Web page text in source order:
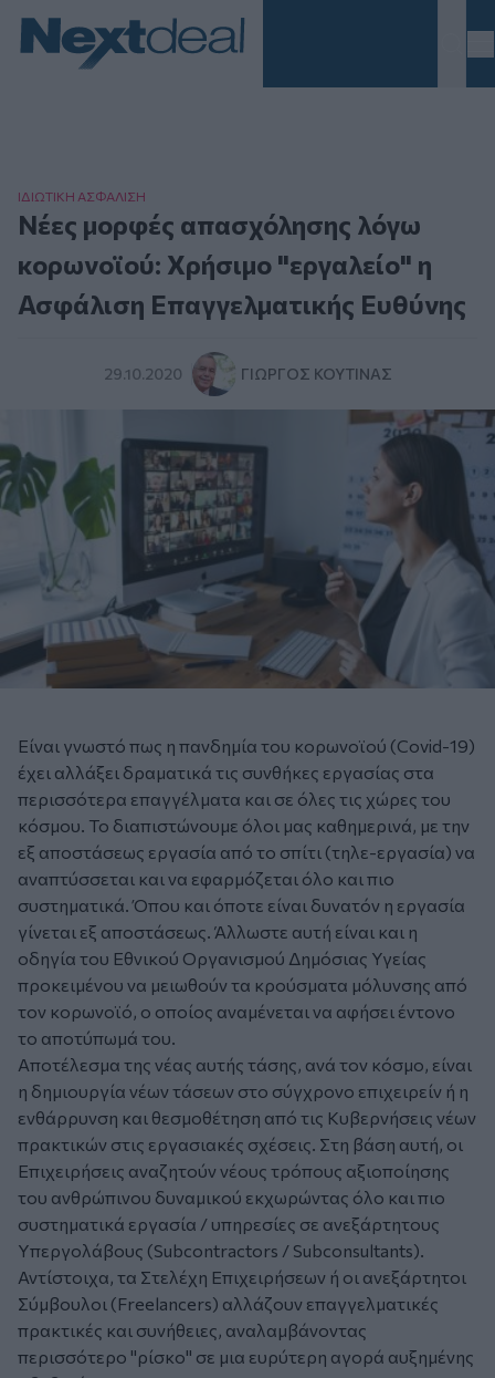
ΙΔΙΩΤΙΚΗ ΑΣΦAΛΙΣΗ
Νέες μορφές απασχόλησης λόγω
κορωνοϊού: Χρήσιμο "εργαλείο" η
Ασφάλιση Επαγγελματικής Ευθύνης
29.10.2020 ΓΙΏΡΓΟΣ ΚΟΥΤΊΝΑΣ
Είναι γνωστό πως η πανδημία του κορωνοϊού (Covid-19)
έχει αλλάξει δραματικά τις συνθήκες εργασίας στα
περισσότερα επαγγέλματα και σε όλες τις χώρες του
κόσμου. Το διαπιστώνουμε όλοι μας καθημερινά, με την
εξ αποστάσεως εργασία από το σπίτι (τηλε-εργασία) να
αναπτύσσεται και να εφαρμόζεται όλο και πιο
συστηματικά. Όπου και όποτε είναι δυνατόν η εργασία
γίνεται εξ αποστάσεως. Άλλωστε αυτή είναι και η
οδηγία του Εθνικού Οργανισμού Δημόσιας Υγείας
προκειμένου να μειωθούν τα κρούσματα μόλυνσης από
τον κορωνοϊό, ο οποίος αναμένεται να αφήσει έντονο
το αποτύπωμά του.
Αποτέλεσμα της νέας αυτής τάσης, ανά τον κόσμο, είναι
η δημιουργία νέων τάσεων στο σύγχρονο επιχειρείν ή η
ενθάρρυνση και θεσμοθέτηση από τις Κυβερνήσεις νέων
πρακτικών στις εργασιακές σχέσεις. Στη βάση αυτή, οι
Επιχειρήσεις αναζητούν νέους τρόπους αξιοποίησης
του ανθρώπινου δυναμικού εκχωρώντας όλο και πιο
συστηματικά εργασία / υπηρεσίες σε ανεξάρτητους
Υπεργολάβους (Subcontractors / Subconsultants).
Αντίστοιχα, τα Στελέχη Επιχειρήσεων ή οι ανεξάρτητοι
Σύμβουλοι (Freelancers) αλλάζουν επαγγελματικές
πρακτικές και συνήθειες, αναλαμβάνοντας
περισσότερο "ρίσκο" σε μια ευρύτερη αγορά αυξημένης